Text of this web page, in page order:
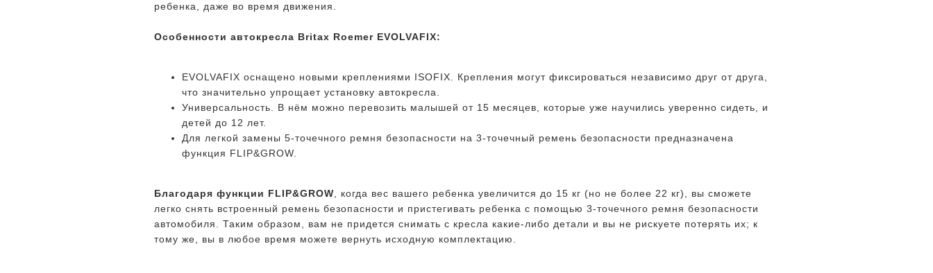
ребенка, даже во время движения.
Особенности автокресла Britax Roemer EVOLVAFIX:
EVOLVAFIX оснащено новыми креплениями ISOFIX. Крепления могут фиксироваться независимо друг от друга,
что значительно упрощает установку автокресла.
Универсальность. В нём можно перевозить малышей от 15 месяцев, которые уже научились уверенно сидеть, и
детей до 12 лет.
Для легкой замены 5-точечного ремня безопасности на 3-точечный ремень безопасности предназначена
функция FLIP&GROW.
Благодаря функции FLIP&GROW, когда вес вашего ребенка увеличится до 15 кг (но не более 22 кг), вы сможете
легко снять встроенный ремень безопасности и пристегивать ребенка с помощью 3-точечного ремня безопасности
автомобиля. Таким образом, вам не придется снимать с кресла какие-либо детали и вы не рискуете потерять их; к
тому же, вы в любое время можете вернуть исходную комплектацию.